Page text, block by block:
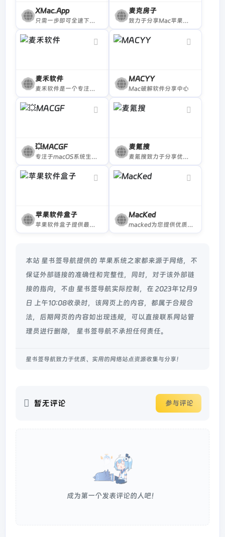
XMac.App
只需一步即可全速下载mac破解应用程序。。。
麦克房子
致力于分享Mac苹果电脑软件的下载网站
麦禾软件
麦禾软件是一个专注于 Mac 产品的下载平台，主要收录开源、免费、正版 Mac 软件，且所有软件均来自官方渠道，本站同时提供丰富的技巧文档、正版购买优惠信息等。
MACYY
Mac破解软件分享中心
💥MACGF
专注于macOS系统生产力软件下载
麦氪搜
麦氪搜致力于分享优秀的Mac应用软件
苹果软件盒子
苹果软件盒子提供最全面的Mac软件免费下载
MacKed
macked为您提供优质的mac软件
本站 星书签导航提供的 苹果系统之家都来源于网络，不
保证外部链接的准确性和完整性，同时，对于该外部链
接的指向，不由 星书签导航实际控制，在 2023年12月9
日 上午10:08收录时，该网页上的内容，都属于合规合
法，后期网页的内容如出现违规，可以直接联系网站管
理员进行删除， 星书签导航不承担任何责任。
星书签导航致力于优质、实用的网络站点资源收集与分享！
暂无评论 参与评论
成为第一个发表评论的人吧！